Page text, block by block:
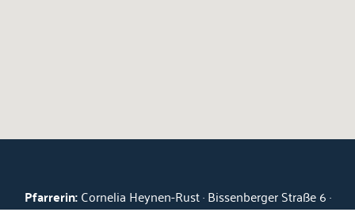
Pfarrerin:Cornelia Heynen-Rust · Bissenberger Straße 6 ·